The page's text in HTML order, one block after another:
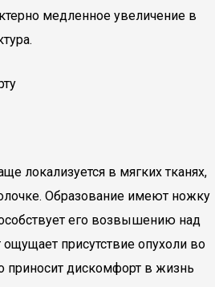
медленное увеличение в
локализуется в мягких тканях,
Образование имеют ножку
его возвышению над
присутствие опухоли во
приносит дискомфорт в жизнь